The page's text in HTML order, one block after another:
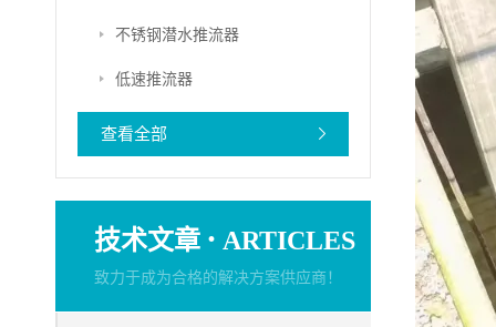
不锈钢潜水推流器
低速推流器
查看全部
技术文章 · ARTICLES
致力于成为合格的解决方案供应商！